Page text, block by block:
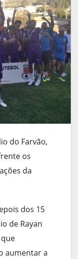
do Farvão,
os
da
dos 15
de Rayan
aumentar a